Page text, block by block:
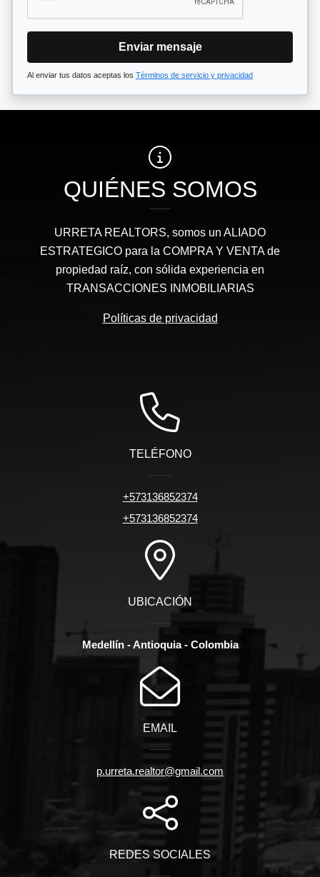
Enviar mensaje
Al enviar tus datos aceptas los Términos de servicio y privacidad
QUIÉNES SOMOS
URRETA REALTORS, somos un ALIADO
ESTRATEGICO para la COMPRA Y VENTA de
propiedad raíz, con sólida experiencia en
TRANSACCIONES INMOBILIARIAS
Políticas de privacidad
TELÉFONO
+573136852374
+573136852374
UBICACIÓN
Medellín - Antioquia - Colombia
EMAIL
p.urreta.realtor@gmail.com
REDES SOCIALES